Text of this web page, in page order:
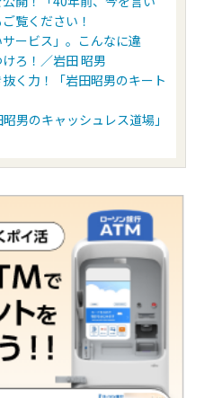
覧ください！
ービス」。こんなに違
ろ！／岩田 昭男
く力！「岩田昭男のキート
男のキャッシュレス道場」